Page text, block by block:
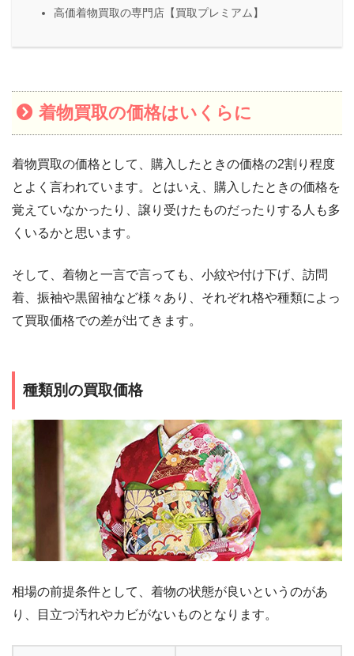
高価着物買取の専門店【買取プレミアム】
着物買取の価格はいくらに
着物買取の価格として、購入したときの価格の2割り程度
とよく言われています。とはいえ、購入したときの価格を
覚えていなかったり、譲り受けたものだったりする人も多
くいるかと思います。
そして、着物と一言で言っても、小紋や付け下げ、訪問
着、振袖や黒留袖など様々あり、それぞれ格や種類によっ
て買取価格での差が出てきます。
種類別の買取価格
相場の前提条件として、着物の状態が良いというのがあ
り、目立つ汚れやカビがないものとなります。